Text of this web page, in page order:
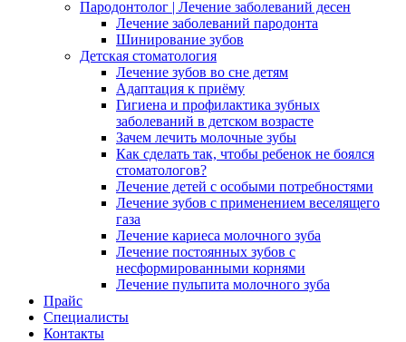
Пародонтолог | Лечение заболеваний десен
Лечение заболеваний пародонта
Шинирование зубов
Детская стоматология
Лечение зубов во сне детям
Адаптация к приёму
Гигиена и профилактика зубных
заболеваний в детском возрасте
Зачем лечить молочные зубы
Как сделать так, чтобы ребенок не боялся
стоматологов?
Лечение детей с особыми потребностями
Лечение зубов с применением веселящего
газа
Лечение кариеса молочного зуба
Лечение постоянных зубов с
несформированными корнями
Лечение пульпита молочного зуба
Прайс
Специалисты
Контакты